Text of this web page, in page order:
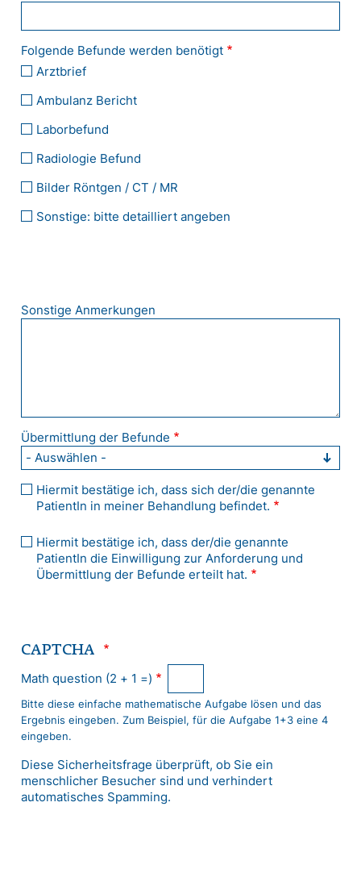
Folgende Befunde werden benötigt
Arztbrief
Ambulanz Bericht
Laborbefund
Radiologie Befund
Bilder Röntgen / CT / MR
Sonstige: bitte detailliert angeben
Sonstige Anmerkungen
Übermittlung der Befunde
Hiermit bestätige ich, dass sich der/die genannte
PatientIn in meiner Behandlung befindet.
Hiermit bestätige ich, dass der/die genannte
PatientIn die Einwilligung zur Anforderung und
Übermittlung der Befunde erteilt hat.
CAPTCHA
Math question (2 + 1 =)
Bitte diese einfache mathematische Aufgabe lösen und das
Ergebnis eingeben. Zum Beispiel, für die Aufgabe 1+3 eine 4
eingeben.
Diese Sicherheitsfrage überprüft, ob Sie ein
menschlicher Besucher sind und verhindert
automatisches Spamming.